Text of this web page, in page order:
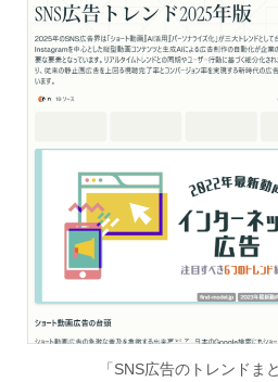
「SNS広告のトレンドま